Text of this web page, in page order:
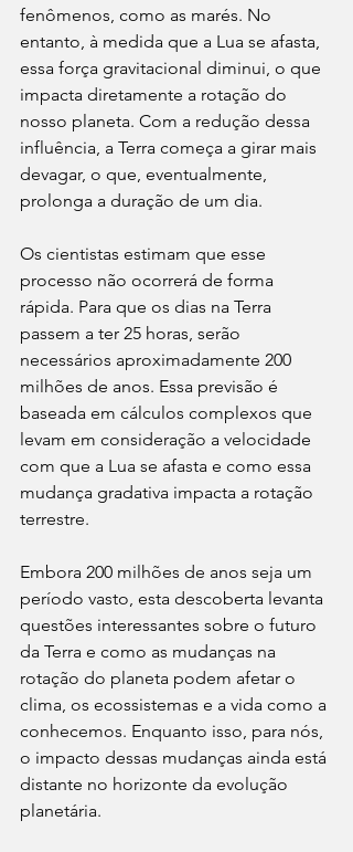
fenômenos, como as marés. No
entanto, à medida que a Lua se afasta,
essa força gravitacional diminui, o que
impacta diretamente a rotação do
nosso planeta. Com a redução dessa
influência, a Terra começa a girar mais
devagar, o que, eventualmente,
prolonga a duração de um dia.
Os cientistas estimam que esse
processo não ocorrerá de forma
rápida. Para que os dias na Terra
passem a ter 25 horas, serão
necessários aproximadamente 200
milhões de anos. Essa previsão é
baseada em cálculos complexos que
levam em consideração a velocidade
com que a Lua se afasta e como essa
mudança gradativa impacta a rotação
terrestre.
Embora 200 milhões de anos seja um
período vasto, esta descoberta levanta
questões interessantes sobre o futuro
da Terra e como as mudanças na
rotação do planeta podem afetar o
clima, os ecossistemas e a vida como a
conhecemos. Enquanto isso, para nós,
o impacto dessas mudanças ainda está
distante no horizonte da evolução
planetária.